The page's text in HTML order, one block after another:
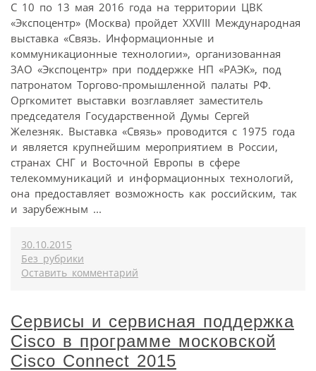
С 10 по 13 мая 2016 года на территории ЦВК
«Экспоцентр» (Москва) пройдет XXVIII Международная
выставка «Связь. Информационные и
коммуникационные технологии», организованная
ЗАО «Экспоцентр» при поддержке НП «РАЭК», под
патронатом Торгово-промышленной палаты РФ.
Оргкомитет выставки возглавляет заместитель
председателя Государственной Думы Сергей
Железняк. Выставка «Связь» проводится с 1975 года
и является крупнейшим мероприятием в России,
странах СНГ и Восточной Европы в сфере
телекоммуникаций и информационных технологий,
она предоставляет возможность как российским, так
и зарубежным ...
30.10.2015
Без рубрики
Оставить комментарий
Сервисы и сервисная поддержка
Cisco в программе московской
Cisco Connect 2015